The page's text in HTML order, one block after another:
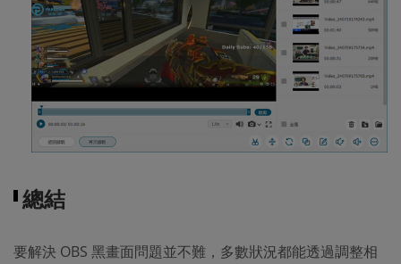
總結
要解決 OBS 黑畫面問題並不難，多數狀況都能透過調整相